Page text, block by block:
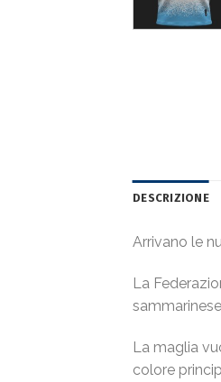
DESCRIZIONE
Arrivano le
La
La maglia
colore